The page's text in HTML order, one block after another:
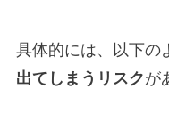
具体的には、以下の
出てしまうリスクが